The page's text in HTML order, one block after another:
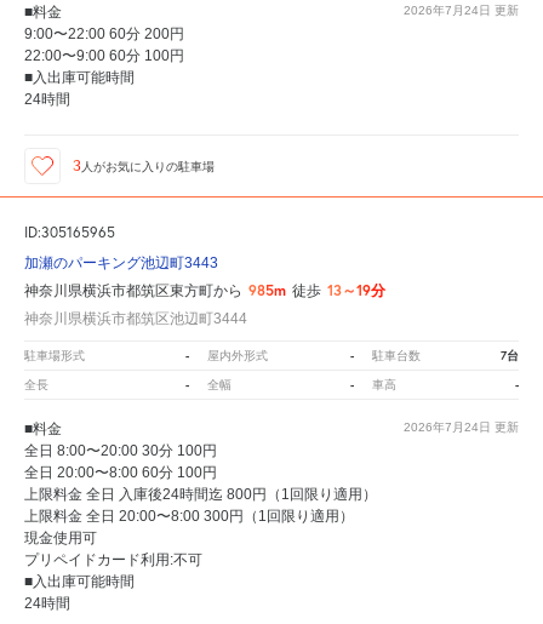
2026年7月24日 更新
■料金
9:00〜22:00 60分 200円
22:00〜9:00 60分 100円
■入出庫可能時間
24時間
3人がお気に入りの駐車場
ID:305165965
加瀬のパーキング池辺町3443
神奈川県横浜市都筑区東方町から 985m 徒歩 13～19分
神奈川県横浜市都筑区池辺町3444
駐車場形式 - 屋内外形式 - 駐車台数 7台
全長 - 全幅 - 車高 -
2026年7月24日 更新
■料金
全日 8:00〜20:00 30分 100円
全日 20:00〜8:00 60分 100円
上限料金 全日 入庫後24時間迄 800円（1回限り適用）
上限料金 全日 20:00〜8:00 300円（1回限り適用）
現金使用可
プリペイドカード利用:不可
■入出庫可能時間
24時間